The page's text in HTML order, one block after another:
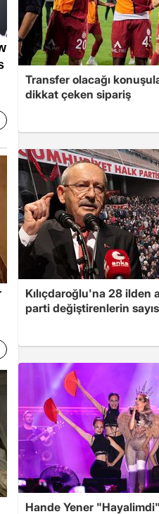
Transfer olacağı
dikkat çeken sipariş
Kılıçdaroğlu'na 28 ilden
parti değiştirenlerin
Hande Yener